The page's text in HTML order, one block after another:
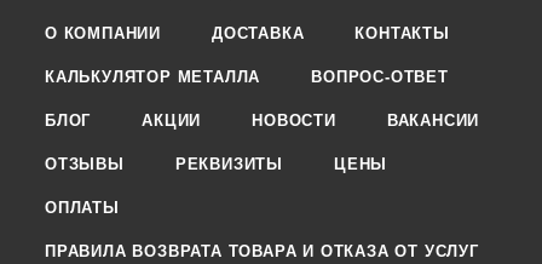
О КОМПАНИИ ДОСТАВКА КОНТАКТЫ
КАЛЬКУЛЯТОР МЕТАЛЛА ВОПРОС-ОТВЕТ
БЛОГ АКЦИИ НОВОСТИ ВАКАНСИИ
ОТЗЫВЫ РЕКВИЗИТЫ ЦЕНЫ
ОПЛАТЫ
ПРАВИЛА ВОЗВРАТА ТОВАРА И ОТКАЗА ОТ УСЛУГ